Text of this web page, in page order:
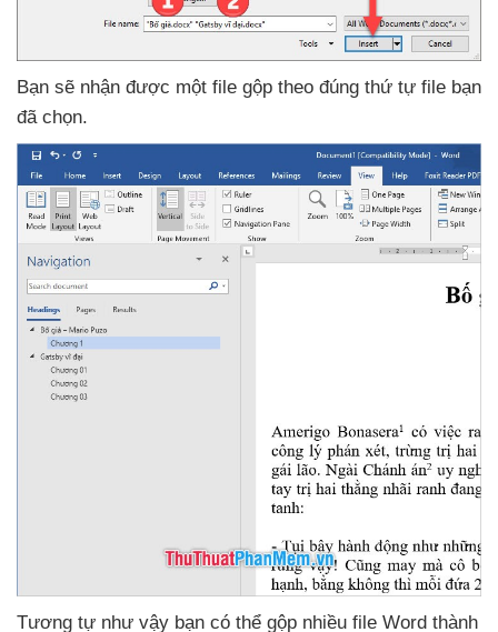
Bạn sẽ nhận được một file gộp theo đúng thứ tự file bạn
đã chọn.
Tương tự như vậy bạn có thể gộp nhiều file Word thành